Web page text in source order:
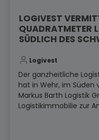
LOGIVEST
QUADRATMETER
SÜDLICH DES
Logivest
Der ganzheitliche
hat in Wehr, im
Markus Barth Logistik
Logistikimmobilie zur